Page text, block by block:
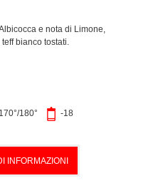
e nota di Limone,
bianco tostati.
180° -18
INFORMAZIONI